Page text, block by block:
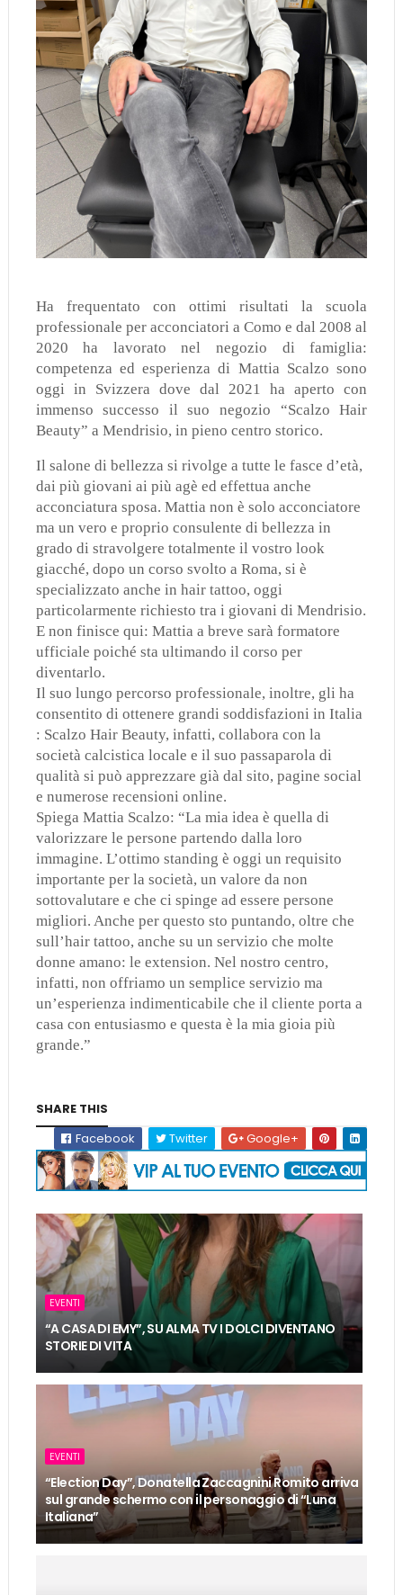
Ha frequentato con ottimi risultati la scuola
professionale per acconciatori a Como e dal 2008 al
2020 ha lavorato nel negozio di famiglia:
competenza ed esperienza di Mattia Scalzo sono
oggi in Svizzera dove dal 2021 ha aperto con
immenso successo il suo negozio “Scalzo Hair
Beauty” a Mendrisio, in pieno centro storico.
Il salone di bellezza si rivolge a tutte le fasce d’età,
dai più giovani ai più agè ed effettua anche
acconciatura sposa. Mattia non è solo acconciatore
ma un vero e proprio consulente di bellezza in
grado di stravolgere totalmente il vostro look
giacché, dopo un corso svolto a Roma, si è
specializzato anche in hair tattoo, oggi
particolarmente richiesto tra i giovani di Mendrisio.
E non finisce qui: Mattia a breve sarà formatore
ufficiale poiché sta ultimando il corso per
diventarlo.
Il suo lungo percorso professionale, inoltre, gli ha
consentito di ottenere grandi soddisfazioni in Italia
: Scalzo Hair Beauty, infatti, collabora con la
società calcistica locale e il suo passaparola di
qualità si può apprezzare già dal sito, pagine social
e numerose recensioni online.
Spiega Mattia Scalzo: “La mia idea è quella di
valorizzare le persone partendo dalla loro
immagine. L’ottimo standing è oggi un requisito
importante per la società, un valore da non
sottovalutare e che ci spinge ad essere persone
migliori. Anche per questo sto puntando, oltre che
sull’hair tattoo, anche su un servizio che molte
donne amano: le extension. Nel nostro centro,
infatti, non offriamo un semplice servizio ma
un’esperienza indimenticabile che il cliente porta a
casa con entusiasmo e questa è la mia gioia più
grande.”
SHARE THIS
Facebook
Twitter Google+
EVENTI
“A CASA DI EMY”, SU ALMA TV I DOLCI DIVENTANO
STORIE DI VITA
EVENTI
“Election Day”, Donatella Zaccagnini Romito arriva
sul grande schermo con il personaggio di “Luna
Italiana”